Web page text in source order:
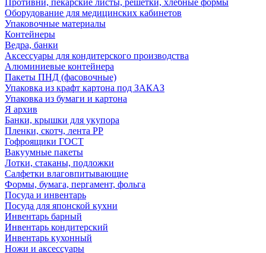
Противни, пекарские листы, решетки, хлебные формы
Оборудование для медицинских кабинетов
Упаковочные материалы
Контейнеры
Ведра, банки
Аксессуары для кондитерского производства
Алюминиевые контейнера
Пакеты ПНД (фасовочные)
Упаковка из крафт картона под ЗАКАЗ
Упаковка из бумаги и картона
Я архив
Банки, крышки для укупора
Пленки, скотч, лента РР
Гофроящики ГОСТ
Вакуумные пакеты
Лотки, стаканы, подложки
Салфетки влаговпитывающие
Формы, бумага, пергамент, фольга
Посуда и инвентарь
Посуда для японской кухни
Инвентарь барный
Инвентарь кондитерский
Инвентарь кухонный
Ножи и аксессуары